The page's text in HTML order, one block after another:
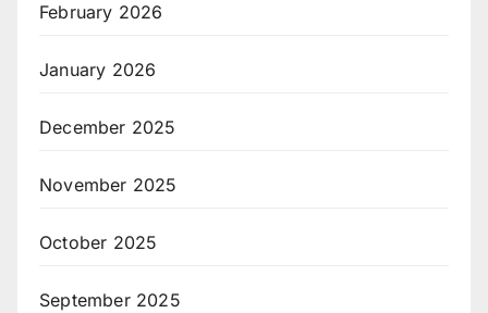
February 2026
January 2026
December 2025
November 2025
October 2025
September 2025